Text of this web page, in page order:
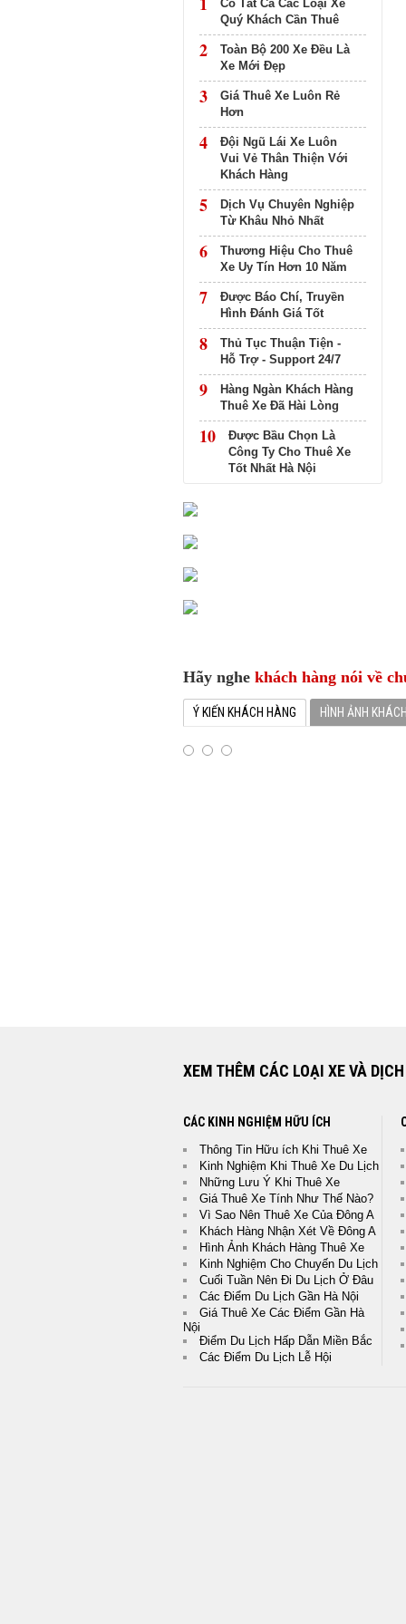
Có Tất Cả Các Loại Xe
Quý Khách Cần Thuê
2
Toàn Bộ 200 Xe Đều Là
Xe Mới Đẹp
3
Giá Thuê Xe Luôn Rẻ
Hơn
4
Đội Ngũ Lái Xe Luôn
Vui Vẻ Thân Thiện Với
Khách Hàng
5
Dịch Vụ Chuyên Nghiệp
Từ Khâu Nhỏ Nhất
6
Thương Hiệu Cho Thuê
Xe Uy Tín Hơn 10 Năm
7
Được Báo Chí, Truyền
Hình Đánh Giá Tốt
8
Thủ Tục Thuận Tiện -
Hỗ Trợ - Support 24/7
9
Hàng Ngàn Khách Hàng
Thuê Xe Đã Hài Lòng
10
Được Bầu Chọn Là
Công Ty Cho Thuê Xe
Tốt Nhất Hà Nội
Hãy nghe khách hàng nói về
Ý KIẾN KHÁCH HÀNG HÌNH ẢNH
“Hàng ngàn các khách hàng là cá
XEM THÊM CÁC LOẠI XE VÀ
CÁC KINH NGHIỆM HỮU ÍCH
Thông Tin Hữu ích Khi Thuê Xe
Kinh Nghiệm Khi Thuê Xe Du Lịch
Những Lưu Ý Khi Thuê Xe
Giá Thuê Xe Tính Như Thế Nào?
Vì Sao Nên Thuê Xe Của Đông A
Khách Hàng Nhận Xét Về Đông A
Hình Ảnh Khách Hàng Thuê Xe
Kinh Nghiệm Cho Chuyến Du Lịch
Cuối Tuần Nên Đi Du Lịch Ở Đâu
Các Điểm Du Lịch Gần Hà Nội
Giá Thuê Xe Các Điểm Gần Hà
Nội
Điểm Du Lịch Hấp Dẫn Miền Bắc
Các Điểm Du Lịch Lễ Hội